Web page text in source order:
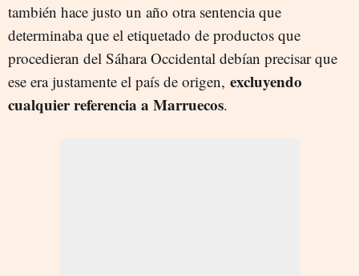
también hace justo un año otra sentencia que
determinaba que el etiquetado de productos que
procedieran del Sáhara Occidental debían precisar que
ese era justamente el país de origen, excluyendo
cualquier referencia a Marruecos.